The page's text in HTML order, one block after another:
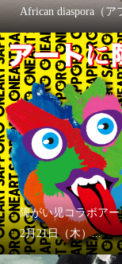
African diaspora（
障がい児コラボア
2月21日（木）...